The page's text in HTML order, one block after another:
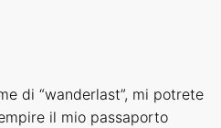
di “wanderlast”, mi potrete
il mio passaporto